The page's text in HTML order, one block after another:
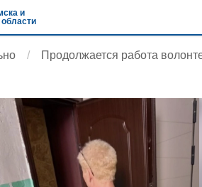
и
Продолжается работа